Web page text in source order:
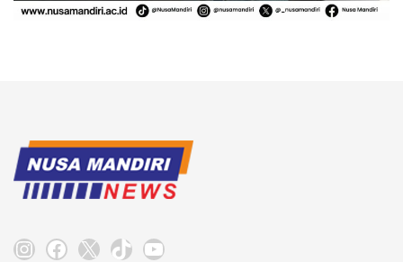
Instagram
Facebook
X TikTokYouTube